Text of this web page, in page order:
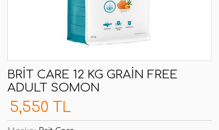
BRIT CARE 12 KG GRAIN FREE
ADULT SOMON
5,550 TL